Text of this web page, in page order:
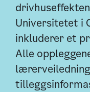
Universitetet i
inkluderer et
Alle